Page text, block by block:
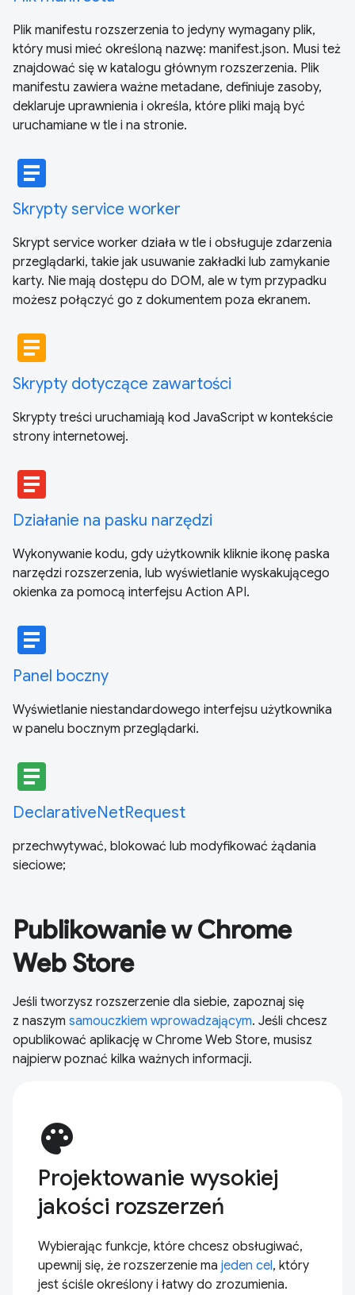
Plik manifestu rozszerzenia to jedyny wymagany plik,
który musi mieć określoną nazwę: manifest.json. Musi też
znajdować się w katalogu głównym rozszerzenia. Plik
manifestu zawiera ważne metadane, definiuje zasoby,
deklaruje uprawnienia i określa, które pliki mają być
uruchamiane w tle i na stronie.
article
Skrypty service worker
Skrypt service worker działa w tle i obsługuje zdarzenia
przeglądarki, takie jak usuwanie zakładki lub zamykanie
karty. Nie mają dostępu do DOM, ale w tym przypadku
możesz połączyć go z dokumentem poza ekranem.
article
Skrypty dotyczące zawartości
Skrypty treści uruchamiają kod JavaScript w kontekście
strony internetowej.
article
Działanie na pasku narzędzi
Wykonywanie kodu, gdy użytkownik kliknie ikonę paska
narzędzi rozszerzenia, lub wyświetlanie wyskakującego
okienka za pomocą interfejsu Action API.
article
Panel boczny
Wyświetlanie niestandardowego interfejsu użytkownika
w panelu bocznym przeglądarki.
article
DeclarativeNetRequest
przechwytywać, blokować lub modyfikować żądania
sieciowe;
Publikowanie w Chrome
Web Store
Jeśli tworzysz rozszerzenie dla siebie, zapoznaj się
z naszym samouczkiem wprowadzającym. Jeśli chcesz
opublikować aplikację w Chrome Web Store, musisz
najpierw poznać kilka ważnych informacji.
palette
Projektowanie wysokiej
jakości rozszerzeń
Wybierając funkcje, które chcesz obsługiwać,
upewnij się, że rozszerzenie ma jeden cel, który
jest ściśle określony i łatwy do zrozumienia.